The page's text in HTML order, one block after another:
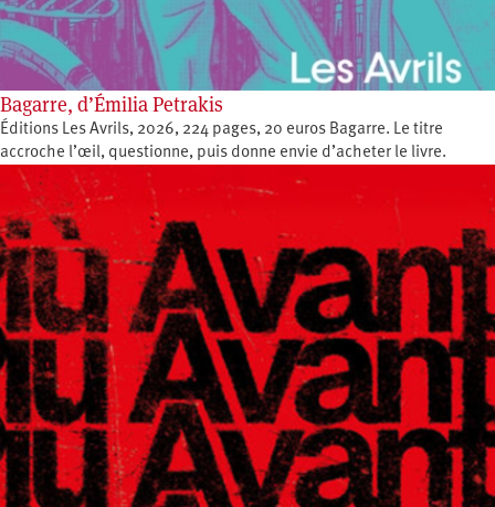
Bagarre, d’Émilia Petrakis
Éditions Les Avrils, 2026, 224 pages, 20 euros Bagarre. Le titre
accroche l’œil, questionne, puis donne envie d’acheter le livre.